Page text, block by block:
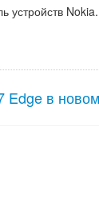
устройств Nokia.
Edge в